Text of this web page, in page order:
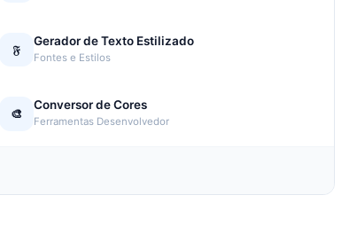
𝔉
Gerador de Texto Estilizado
Fontes e Estilos
🎨
Conversor de Cores
Ferramentas Desenvolvedor